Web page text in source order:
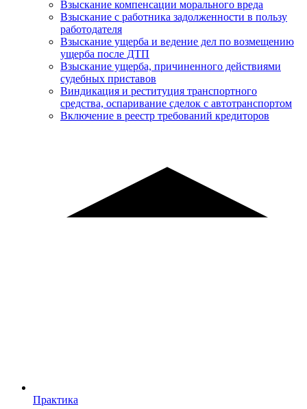
Взыскание компенсации морального вреда
Взыскание с работника задолженности в пользу
работодателя
Взыскание ущерба и ведение дел по возмещению
ущерба после ДТП
Взыскание ущерба, причиненного действиями
судебных приставов
Виндикация и реституция транспортного
средства, оспаривание сделок с автотранспортом
Включение в реестр требований кредиторов
Практика
Практика